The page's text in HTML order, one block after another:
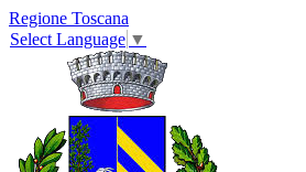
Regione Toscana
Select Language ▼